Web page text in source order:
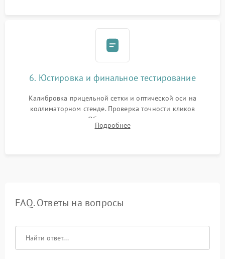
6. Юстировка и финальное тестирование
Калибровка прицельной сетки и оптической оси на
коллиматорном стенде. Проверка точности кликов
механизма поправок. Обязательное испытание прицела на
ударном стенде для проверки устойчивости к отдаче и
Подробнее
FAQ. Ответы на вопросы